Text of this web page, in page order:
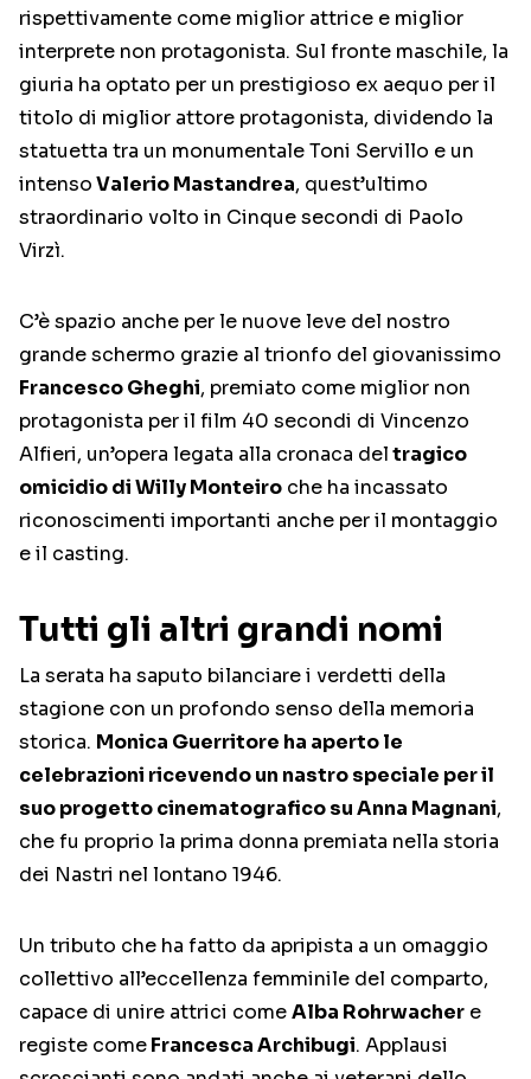
rispettivamente come miglior attrice e miglior
interprete non protagonista. Sul fronte maschile, la
giuria ha optato per un prestigioso ex aequo per il
titolo di miglior attore protagonista, dividendo la
statuetta tra un monumentale Toni Servillo e un
intensoValerio Mastandrea, quest’ultimo
straordinario volto in Cinque secondi di Paolo
Virzì.
C’è spazio anche per le nuove leve del nostro
grande schermo grazie al trionfo del giovanissimo
Francesco Gheghi, premiato come miglior non
protagonista per il film 40 secondi di Vincenzo
Alfieri, un’opera legata alla cronaca deltragico
omicidio di Willy Monteiro che ha incassato
riconoscimenti importanti anche per il montaggio
e il casting.
Tutti gli altri grandi nomi
La serata ha saputo bilanciare i verdetti della
stagione con un profondo senso della memoria
storica. Monica Guerritore ha aperto le
celebrazioni ricevendo un nastro speciale per il
suo progetto cinematografico su Anna Magnani,
che fu proprio la prima donna premiata nella storia
dei Nastri nel lontano 1946.
Un tributo che ha fatto da apripista a un omaggio
collettivo all’eccellenza femminile del comparto,
capace di unire attrici comeAlba Rohrwacher e
registe comeFrancesca Archibugi. Applausi